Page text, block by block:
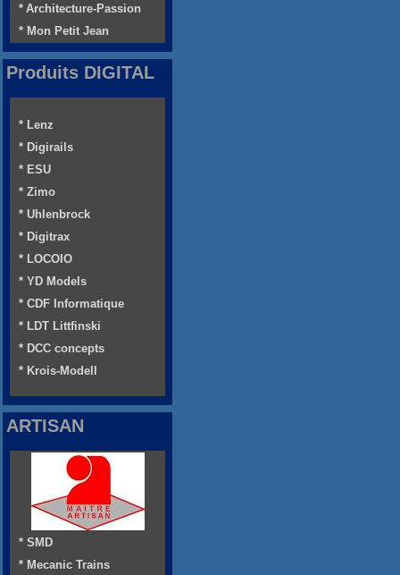
* Architecture-Passion
* Mon Petit Jean
Produits DIGITAL
* Lenz
* Digirails
* ESU
* Zimo
* Uhlenbrock
* Digitrax
* LOCOIO
* YD Models
* CDF Informatique
* LDT Littfinski
* DCC concepts
* Krois-Modell
ARTISAN
* SMD
* Mecanic Trains